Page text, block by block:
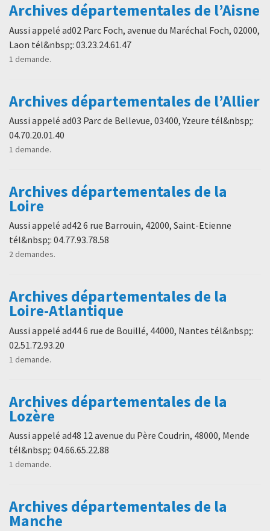
Archives départementales de l’Aisne
Aussi appelé ad02 Parc Foch, avenue du Maréchal Foch, 02000,
Laon tél&nbsp;: 03.23.24.61.47
1 demande.
Archives départementales de l’Allier
Aussi appelé ad03 Parc de Bellevue, 03400, Yzeure tél&nbsp;:
04.70.20.01.40
1 demande.
Archives départementales de la
Loire
Aussi appelé ad42 6 rue Barrouin, 42000, Saint-Etienne
tél&nbsp;: 04.77.93.78.58
2 demandes.
Archives départementales de la
Loire-Atlantique
Aussi appelé ad44 6 rue de Bouillé, 44000, Nantes tél&nbsp;:
02.51.72.93.20
1 demande.
Archives départementales de la
Lozère
Aussi appelé ad48 12 avenue du Père Coudrin, 48000, Mende
tél&nbsp;: 04.66.65.22.88
1 demande.
Archives départementales de la
Manche